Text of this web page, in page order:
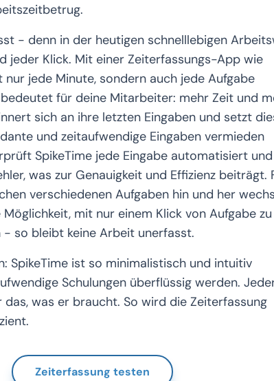
- denn in der heutigen schnelllebigen
jeder Klick. Mit einer Zeiterfassungs-App wie
nur jede Minute, sondern auch jede Aufgabe
für deine Mitarbeiter: mehr Zeit und
sich an ihre letzten Eingaben und setzt
und zeitaufwendige Eingaben vermieden
SpikeTime jede Eingabe automatisiert und
was zur Genauigkeit und Effizienz beiträgt.
verschiedenen Aufgaben hin und her
mit nur einem Klick von Aufgabe zu
- so bleibt keine Arbeit unerfasst.
SpikeTime ist so minimalistisch und intuitiv
Schulungen überflüssig werden.
was er braucht. So wird die Zeiterfassung
Zeiterfassung testen